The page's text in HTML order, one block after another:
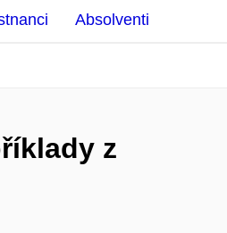
Absolventi
z